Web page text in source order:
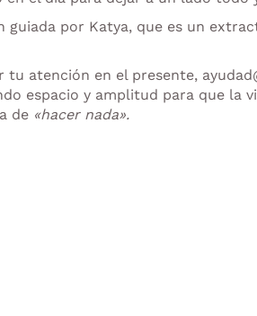
por Katya, que es un
atención en el presente,
espacio y amplitud para que la
de «hacer nada».